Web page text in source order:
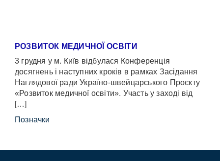
РОЗВИТОК МЕДИЧНОЇ ОСВІТИ
3 грудня у м. Київ відбулася Конференція
досягнень і наступних кроків в рамках Засідання
Наглядової ради Україно-швейцарського Проєкту
«Розвиток медичної освіти». Участь у заході від
[…]
Позначки